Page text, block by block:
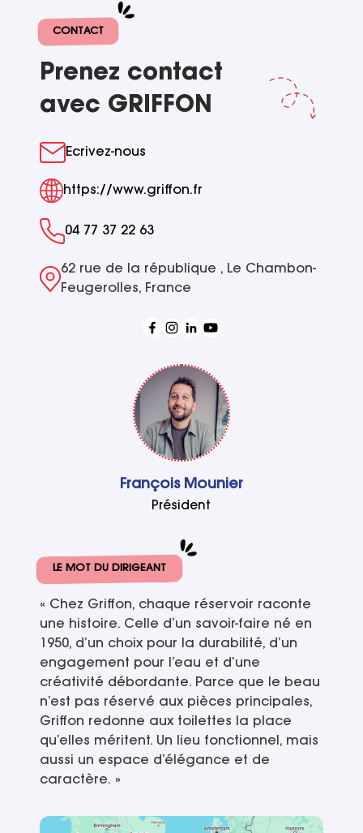
CONTACT
Prenez contact
avec GRIFFON
Ecrivez-nous
https://www.griffon.fr
04 77 37 22 63
62 rue de la république , Le Chambon-
Feugerolles, France
François Mounier
Président
LE MOT DU DIRIGEANT
« Chez Griffon, chaque réservoir raconte
une histoire. Celle d’un savoir-faire né en
1950, d’un choix pour la durabilité, d’un
engagement pour l’eau et d’une
créativité débordante. Parce que le beau
n’est pas réservé aux pièces principales,
Griffon redonne aux toilettes la place
qu’elles méritent. Un lieu fonctionnel, mais
aussi un espace d’élégance et de
caractère. »